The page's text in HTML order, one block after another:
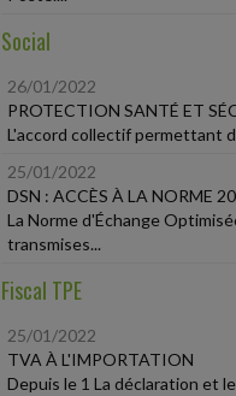
Social
26/01/2022
PROTECTION SANTÉ ET
L'accord collectif permettant
25/01/2022
DSN : ACCÈS À LA NORME
La Norme d'Échange
transmises...
Fiscal TPE
25/01/2022
TVA À L'IMPORTATION
Depuis le 1 La déclaration et